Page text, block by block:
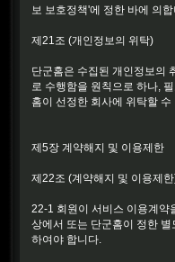
보 보호정책'에 정한 바에 의
제21조 (개인정보의 위탁)
단군홈은 수집된 개인정보의
로 수행함을 원칙으로 하나,
홈이 선정한 회사에 위탁할 수
제5장 계약해지 및 이용제한
제22조 (계약해지 및 이용제
22-1 회원이 서비스 이용계약
상에서 또는 단군홈이 정한
하여야 합니다.